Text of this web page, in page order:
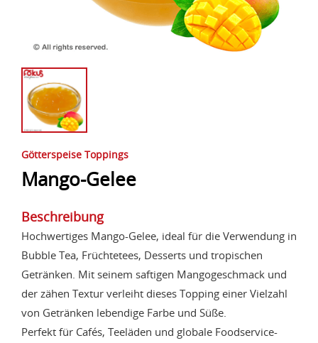
Götterspeise Toppings
Mango-Gelee
Beschreibung
Hochwertiges Mango-Gelee, ideal für die Verwendung in
Bubble Tea, Früchtetees, Desserts und tropischen
Getränken. Mit seinem saftigen Mangogeschmack und
der zähen Textur verleiht dieses Topping einer Vielzahl
von Getränken lebendige Farbe und Süße.
Perfekt für Cafés, Teeläden und globale Foodservice-